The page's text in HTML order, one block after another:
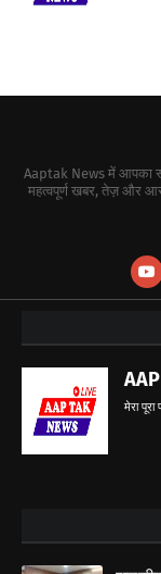
Aaptak News में आपका
महत्वपूर्ण खबर, तेज़ और
मेरा